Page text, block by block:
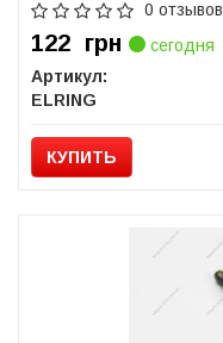
0 отзывов
122 грн
сегодня
Артикул:
ELRING
КУПИТЬ